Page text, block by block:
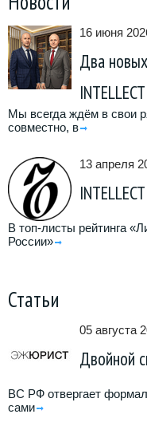
16 июня
Два
INTELLECT
Мы всегда ждём в свои
совместно, в
13 апреля
В топ-листы рейтинга
России»
Статьи
05 августа
Двойной
ВС РФ отвергает
сами